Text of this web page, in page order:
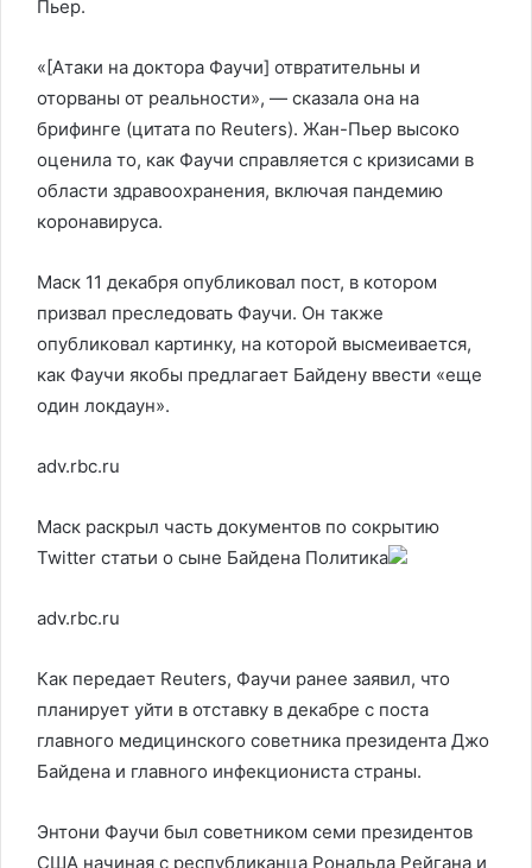
Пьер.
«[Атаки на доктора Фаучи] отвратительны и
оторваны от реальности», — сказала она на
брифинге (цитата по Reuters). Жан-Пьер высоко
оценила то, как Фаучи справляется с кризисами в
области здравоохранения, включая пандемию
коронавируса.
Маск 11 декабря опубликовал пост, в котором
призвал преследовать Фаучи. Он также
опубликовал картинку, на которой высмеивается,
как Фаучи якобы предлагает Байдену ввести «еще
один локдаун».
adv.rbc.ru
Маск раскрыл часть документов по сокрытию
Twitter статьи о сыне Байдена Политика
adv.rbc.ru
Как передает Reuters, Фаучи ранее заявил, что
планирует уйти в отставку в декабре с поста
главного медицинского советника президента Джо
Байдена и главного инфекциониста страны.
Энтони Фаучи был советником семи президентов
США начиная с республиканца Рональда Рейгана и